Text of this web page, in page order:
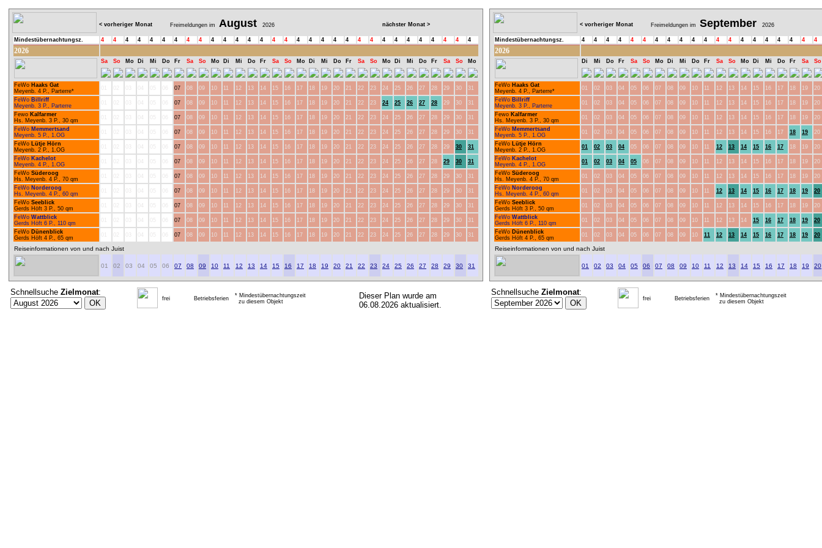
< vorheriger Monat Freimeldungen im August 2026 nächster Monat >
Mindestübernachtungsz. 4 4 4 4 4 4 4 4 4 4 4 4 4 4 4 4 4 4 4 4 4 4 4 4 4 4 4 4 4 4 4
2026
Sa So Mo Di Mi Do Fr Sa So Mo Di Mi Do Fr Sa So Mo Di Mi Do Fr Sa So Mo Di Mi Do Fr Sa So Mo
FeWo Haaks Gat
Meyenb. 4 P., Parterre*
07 08 09 10 11 12 13 14 15 16 17 18 19 20 21 22 23 24 25 26 27 28 29 30
31
FeWo Billriff
Meyenb. 3 P., Parterre
07 08 09 10 11 12 13 14 15 16 17 18 19 20 21 22 23 24 25 26 27 28 29 30
31
Fewo Kalfarmer
Hs. Meyenb. 3 P., 30 qm
07 08 09 10 11 12 13 14 15 16 17 18 19 20 21 22 23 24 25 26 27 28 29 30
31
FeWo Memmertsand
Meyenb. 5 P., 1.OG
07 08 09 10 11 12 13 14 15 16 17 18 19 20 21 22 23 24 25 26 27 28 29 30
31
FeWo Lütje Hörn
Meyenb. 2 P., 1.OG
07 08 09 10 11 12 13 14 15 16 17 18 19 20 21 22 23 24 25 26 27 28 29 30
31
FeWo Kachelot
Meyenb. 4 P., 1.OG
07 08 09 10 11 12 13 14 15 16 17 18 19 20 21 22 23 24 25 26 27 28 29 30
31
FeWo Süderoog
Hs. Meyenb. 4 P., 70 qm
07 08 09 10 11 12 13 14 15 16 17 18 19 20 21 22 23 24 25 26 27 28 29 30
31
FeWo Norderoog
Hs. Meyenb. 4 P., 60 qm
07 08 09 10 11 12 13 14 15 16 17 18 19 20 21 22 23 24 25 26 27 28 29 30
31
FeWo Seeblick
Gerds Höft 3 P., 50 qm
07 08 09 10 11 12 13 14 15 16 17 18 19 20 21 22 23 24 25 26 27 28 29 30
31
FeWo Wattblick
Gerds Höft 6 P., 110 qm
07 08 09 10 11 12 13 14 15 16 17 18 19 20 21 22 23 24 25 26 27 28 29 30
31
FeWo Dünenblick
Gerds Höft 4 P., 65 qm
07 08 09 10 11 12 13 14 15 16 17 18 19 20 21 22 23 24 25 26 27 28 29 30 31
Reiseinformationen von und nach Juist
01 02 03 04 05 06 07 08 09 10 11 12 13 14 15 16 17 18 19 20 21 22 23 24 25 26 27 28 29 30 31
Schnellsuche Zielmonat:
frei Betriebsferien
* Mindestübernachtungszeit
zu diesem Objekt
Dieser Plan wurde am
06.08.2026 aktualisiert.
< vorheriger Monat Freimeldungen im September 2026
Mindestübernachtungsz. 4 4 4 4 4 4 4 4 4 4 4 4 4 4 4 4 4 4 4 4
2026
Di Mi Do Fr Sa So Mo Di Mi Do Fr Sa So Mo Di Mi Do Fr Sa So
FeWo Haaks Gat
Meyenb. 4 P., Parterre*
01 02 03 04 05 06 07 08 09 10 11 12 13 14 15 16 17 18 19
20
FeWo Billriff
Meyenb. 3 P., Parterre
01 02 03 04 05 06 07 08 09 10 11 12 13 14 15 16 17 18 19
20
Fewo Kalfarmer
Hs. Meyenb. 3 P., 30 qm
01 02 03 04 05 06 07 08 09 10 11 12 13 14 15 16 17 18 19
20
FeWo Memmertsand
Meyenb. 5 P., 1.OG
01 02 03 04 05 06 07 08 09 10 11 12 13 14 15 16 17 18 19
20
FeWo Lütje Hörn
Meyenb. 2 P., 1.OG
01 02 03 04 05 06 07 08 09 10 11 12 13 14 15 16 17 18 19
20
FeWo Kachelot
Meyenb. 4 P., 1.OG
01 02 03 04 05 06 07 08 09 10 11 12 13 14 15 16 17 18 19
20
FeWo Süderoog
Hs. Meyenb. 4 P., 70 qm
01 02 03 04 05 06 07 08 09 10 11 12 13 14 15 16 17 18 19
20
FeWo Norderoog
Hs. Meyenb. 4 P., 60 qm
01 02 03 04 05 06 07 08 09 10 11 12 13 14 15 16 17 18 19
20
FeWo Seeblick
Gerds Höft 3 P., 50 qm
01 02 03 04 05 06 07 08 09 10 11 12 13 14 15 16 17 18 19
20
FeWo Wattblick
Gerds Höft 6 P., 110 qm
01 02 03 04 05 06 07 08 09 10 11 12 13 14 15 16 17 18 19
20
FeWo Dünenblick
Gerds Höft 4 P., 65 qm
01 02 03 04 05 06 07 08 09 10 11 12 13 14 15 16 17 18 19 20
Reiseinformationen von und nach Juist
01 02 03 04 05 06 07 08 09 10 11 12 13 14 15 16 17 18 19 20
Schnellsuche Zielmonat:
frei Betriebsferien
* Mindestübernachtungszeit
zu diesem Objekt